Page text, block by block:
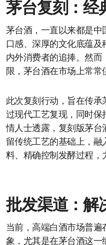
茅台复刻：经
茅台酒，一直以来都是
口感、深厚的文化底蕴
内外消费者的追捧。然
限，茅台酒在市场上常常
此次复刻行动，旨在传承
过现代工艺复现，同时保
情人士透露，复刻版茅台
留传统工艺的基础上，
料、精确控制发酵过程，
批发渠道：解
当前，高端白酒市场普
象，尤其是在茅台酒这一